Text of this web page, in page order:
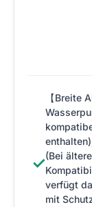
✓
【Breite
(Bei
verfügt
mit